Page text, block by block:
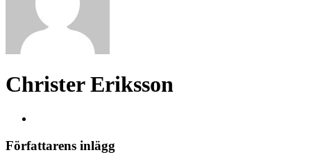
Christer Eriksson
Författarens inlägg